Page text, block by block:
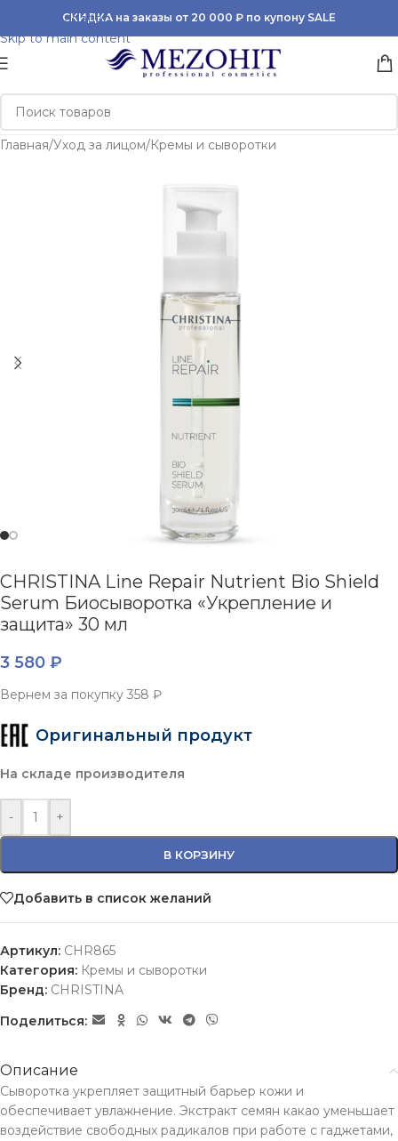
Skip to navigation
Skip to main content
СКИДКА на заказы от 20 000 ₽ по купону SALE
Главная/Уход за лицом/Кремы и сыворотки
CHRISTINA Line Repair Nutrient Bio Shield
Serum Биосыворотка «Укрепление и
защита» 30 мл
3 580 ₽
Вернем за покупку 358 ₽
Оригинальный продукт
На складе производителя
- +
В КОРЗИНУ
Добавить в список желаний
Артикул: CHR865
Категория: Кремы и сыворотки
Бренд: CHRISTINA
Поделиться:
Описание
Сыворотка укрепляет защитный барьер кожи и
обеспечивает увлажнение. Экстракт семян какао уменьшает
воздействие свободных радикалов при работе с гаджетами,